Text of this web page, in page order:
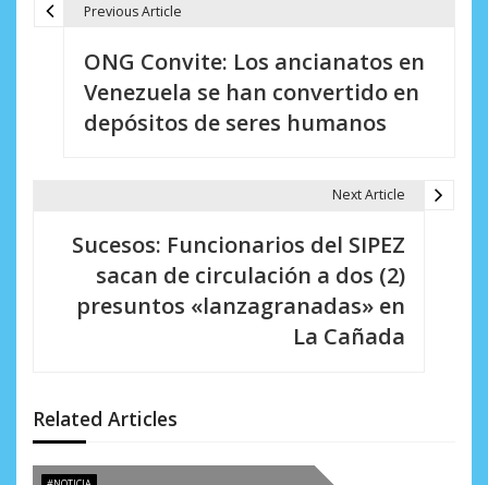
d
e
Previous Article
ONG Convite: Los ancianatos en
Venezuela se han convertido en
depósitos de seres humanos
Next Article
Sucesos: Funcionarios del SIPEZ
sacan de circulación a dos (2)
presuntos «lanzagranadas» en
La Cañada
Related Articles